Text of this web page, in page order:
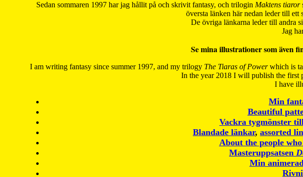
Sedan sommaren 1997 har jag hållit på och skrivit fantasy, och trilogin Maktens tiaror
översta länken här nedan leder till
De övriga länkarna leder till andra
Jag
Se mina illustrationer som även
I am writing fantasy since summer 1997, and my trilogy The Tiaras of Powerwhich is
In the year 2018 I will publish the first
I have
Min
Beautiful
Vackra tygmönster
Blandade länkar, assorted
About the people
Masteruppsatsen
Min